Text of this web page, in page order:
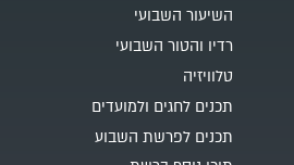
השיעור השבועי
רדיו והטור השבועי
טלוויזיה
תכנים לחגים ולמועדים
תכנים לפרשת השבוע